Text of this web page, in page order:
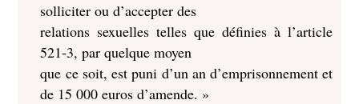
solliciter ou d’accepter des
relations sexuelles telles que définies à l’article
521-3, par quelque moyen
que ce soit, est puni d’un an d’emprisonnement et
de 15 000 euros d’amende. »